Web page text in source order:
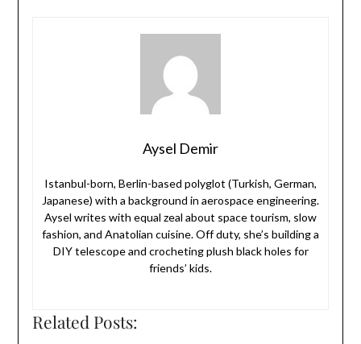
Aysel Demir
Istanbul-born, Berlin-based polyglot (Turkish, German,
Japanese) with a background in aerospace engineering.
Aysel writes with equal zeal about space tourism, slow
fashion, and Anatolian cuisine. Off duty, she’s building a
DIY telescope and crocheting plush black holes for
friends’ kids.
Related Posts: